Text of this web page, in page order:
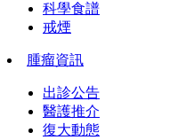
科學食譜
戒煙
腫瘤資訊
出診公告
醫護推介
復大動態